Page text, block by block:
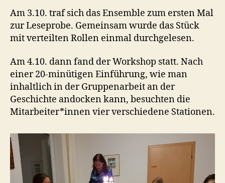
Am 3.10. traf sich das Ensemble zum ersten Mal
zur Leseprobe. Gemeinsam wurde das Stück
mit verteilten Rollen einmal durchgelesen.
Am 4.10. dann fand der Workshop statt. Nach
einer 20-minütigen Einführung, wie man
inhaltlich in der Gruppenarbeit an der
Geschichte andocken kann, besuchten die
Mitarbeiter*innen vier verschiedene Stationen.